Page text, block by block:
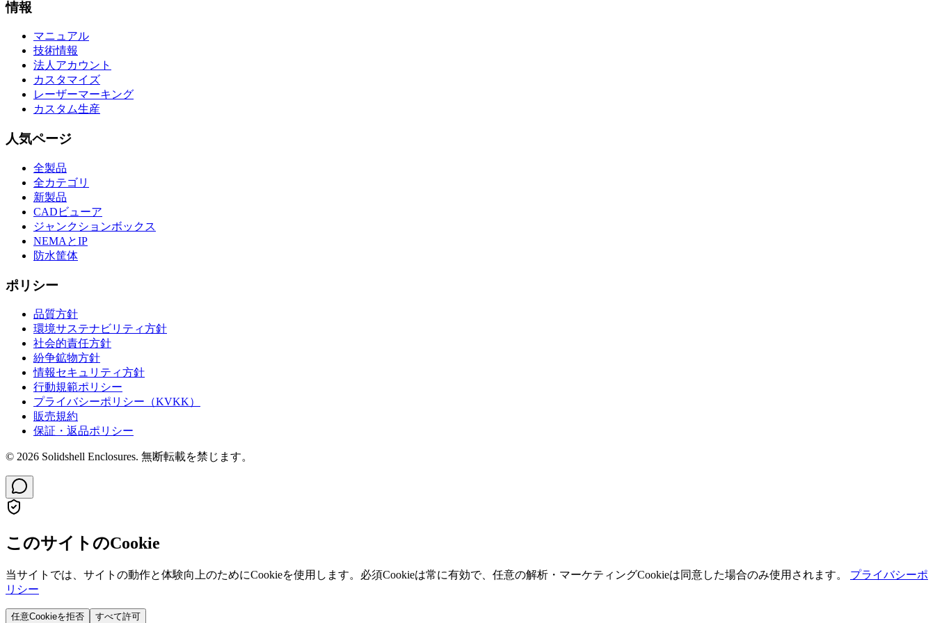
情報
マニュアル
技術情報
法人アカウント
カスタマイズ
レーザーマーキング
カスタム生産
人気ページ
全製品
全カテゴリ
新製品
CADビューア
ジャンクションボックス
NEMAとIP
防水筐体
ポリシー
品質方針
環境サステナビリティ方針
社会的責任方針
紛争鉱物方針
情報セキュリティ方針
行動規範ポリシー
プライバシーポリシー（KVKK）
販売規約
保証・返品ポリシー
© 2026 Solidshell Enclosures. 無断転載を禁じます。
このサイトのCookie
当サイトでは、サイトの動作と体験向上のためにCookieを使用します。必須Cookieは常に有効で、任意の解析・マーケティングCookieは同意した場合のみ使用されます。
プライバシーポ
リシー
任意Cookieを拒否 すべて許可